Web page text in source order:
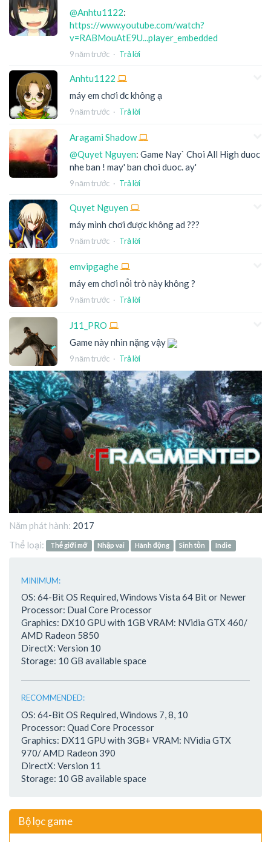
@Anhtu1122:
https://www.youtube.com/watch?
v=RABMouAtE9U...player_embedded
9 năm trước · Trả lời
Anhtu1122
máy em chơi đc không ạ
9 năm trước · Trả lời
Aragami Shadow
@Quyet Nguyen: Game Nay` Choi All High duoc
nhe ban ! may' ban choi duoc. ay'
9 năm trước · Trả lời
Quyet Nguyen
máy mình chơi được không ad ???
9 năm trước · Trả lời
emvipgaghe
máy em chơi nổi trò này không ?
9 năm trước · Trả lời
J11_PRO
Game này nhìn nặng vậy
9 năm trước · Trả lời
Năm phát hành: 2017
Thể loại:
Thế giới mở Nhập vai Hành động Sinh tồn Indie
MINIMUM:
OS: 64-Bit OS Required, Windows Vista 64 Bit or Newer
Processor: Dual Core Processor
Graphics: DX10 GPU with 1GB VRAM: NVidia GTX 460/
AMD Radeon 5850
DirectX: Version 10
Storage: 10 GB available space
RECOMMENDED:
OS: 64-Bit OS Required, Windows 7, 8, 10
Processor: Quad Core Processor
Graphics: DX11 GPU with 3GB+ VRAM: NVidia GTX
970/ AMD Radeon 390
DirectX: Version 11
Storage: 10 GB available space
Bộ lọc game